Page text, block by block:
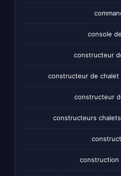
console
constructeur
constructeur de chalet
constructeur
constructeurs
construction